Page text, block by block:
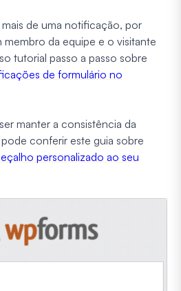
de uma notificação, por
membro da equipe e o visitante
tutorial passo a passo sobre
de formulário no
manter a consistência da
conferir este guia sobre
personalizado ao seu